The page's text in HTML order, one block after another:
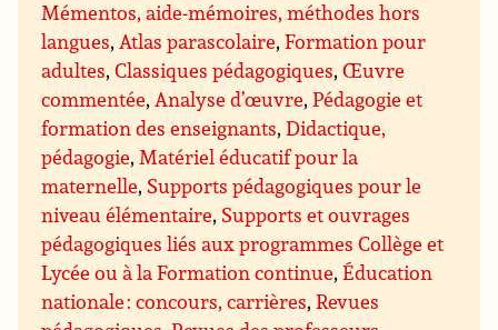
Mémentos, aide-mémoires, méthodes hors
langues, Atlas parascolaire,Formation pour
adultes,Classiques pédagogiques,Œuvre
commentée, Analyse d’œuvre,Pédagogie et
formation des enseignants,Didactique,
pédagogie, Matériel éducatif pour la
maternelle, Supports pédagogiques pour le
niveau élémentaire, Supports et ouvrages
pédagogiques liés aux programmes Collège et
Lycée ou à la Formation continue,Éducation
nationale : concours, carrières,Revues